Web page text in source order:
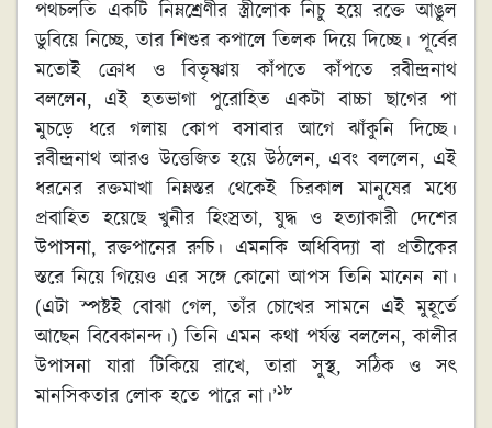
পথচলতি একটি নিম্নশ্রেণীর স্ত্রীলোক নিচু হয়ে রক্তে আঙুল
ডুবিয়ে নিচ্ছে, তার শিশুর কপালে তিলক দিয়ে দিচ্ছে। পূর্বের
মতোই ক্রোধ ও বিতৃষ্ণায় কাঁপতে কাঁপতে রবীন্দ্রনাথ
বললেন, এই হতভাগা পুরোহিত একটা বাচ্চা ছাগের পা
মুচড়ে ধরে গলায় কোপ বসাবার আগে ঝাঁকুনি দিচ্ছে।
রবীন্দ্রনাথ আরও উত্তেজিত হয়ে উঠলেন, এবং বললেন, এই
ধরনের রক্তমাখা নিম্নস্তর থেকেই চিরকাল মানুষের মধ্যে
প্রবাহিত হয়েছে খুনীর হিংস্রতা, যুদ্ধ ও হত্যাকারী দেশের
উপাসনা, রক্তপানের রুচি। এমনকি অধিবিদ্যা বা প্রতীকের
স্তরে নিয়ে গিয়েও এর সঙ্গে কোনো আপস তিনি মানেন না।
(এটা স্পষ্টই বোঝা গেল, তাঁর চোখের সামনে এই মুহূর্তে
আছেন বিবেকানন্দ।) তিনি এমন কথা পর্যন্ত বললেন, কালীর
উপাসনা যারা টিকিয়ে রাখে, তারা সুস্থ, সঠিক ও সৎ
মানসিকতার লোক হতে পারে না।’১৮